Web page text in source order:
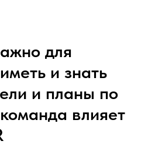
для
и знать
и планы по
влияет